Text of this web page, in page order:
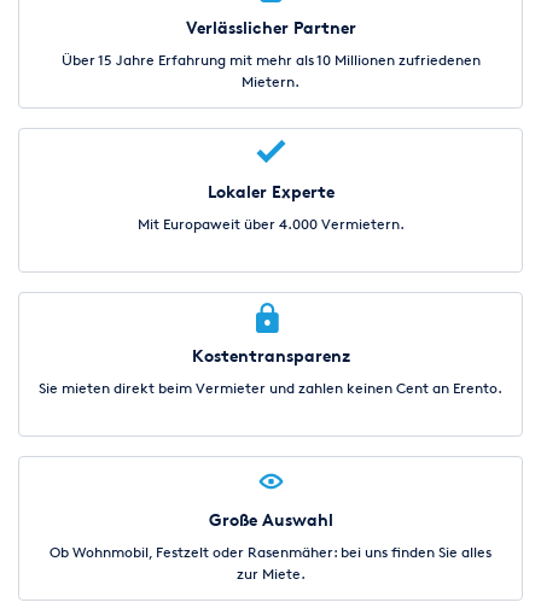
Verlässlicher Partner
Über 15 Jahre Erfahrung mit mehr als 10 Millionen zufriedenen
Mietern.
Lokaler Experte
Mit Europaweit über 4.000 Vermietern.
Kostentransparenz
Sie mieten direkt beim Vermieter und zahlen keinen Cent an Erento.
Große Auswahl
Ob Wohnmobil, Festzelt oder Rasenmäher: bei uns finden Sie alles
zur Miete.